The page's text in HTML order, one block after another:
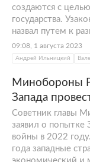
создаются с
государства.
назвал путем к
09:08, 1 августа 2023
Андрей Ильницкий
Минобороны
Запада
Советник главы
заявил о попытке
войны в 2022
года западные